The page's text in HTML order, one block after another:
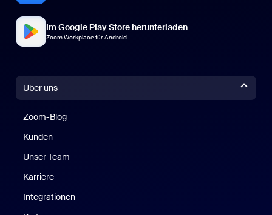
Im Google Play Store herunterladen
Zoom Workplace für Android
Über uns
Zoom-Blog
Kunden
Unser Team
Karriere
Integrationen